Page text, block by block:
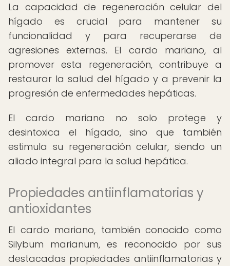
La capacidad de regeneración celular del
hígado es crucial para mantener su
funcionalidad y para recuperarse de
agresiones externas. El cardo mariano, al
promover esta regeneración, contribuye a
restaurar la salud del hígado y a prevenir la
progresión de enfermedades hepáticas.
El cardo mariano no solo protege y
desintoxica el hígado, sino que también
estimula su regeneración celular, siendo un
aliado integral para la salud hepática.
Propiedades antiinflamatorias y
antioxidantes
El cardo mariano, también conocido como
Silybum marianum, es reconocido por sus
destacadas propiedades antiinflamatorias y